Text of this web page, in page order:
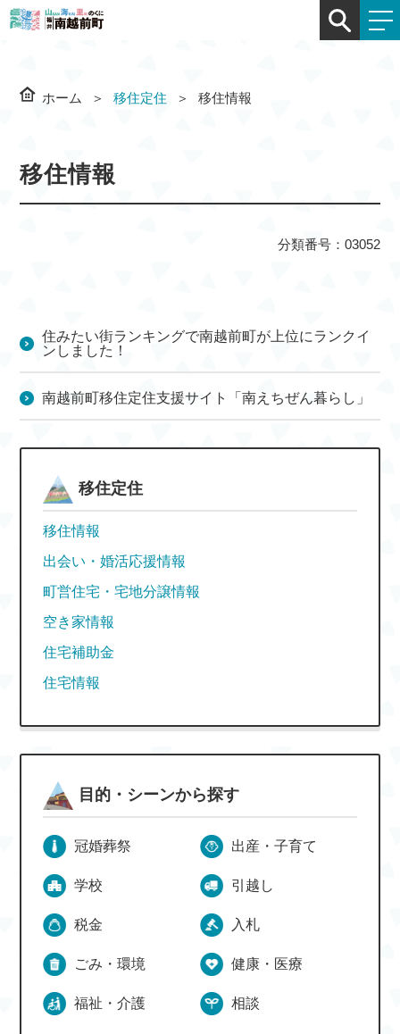
ホーム 移住定住 移住情報
移住情報
分類番号：03052
住みたい街ランキングで南越前町が上位にランクイ
ンしました！
南越前町移住定住支援サイト「南えちぜん暮らし」
移住定住
移住情報
出会い・婚活応援情報
町営住宅・宅地分譲情報
空き家情報
住宅補助金
住宅情報
目的・シーンから探す
冠婚葬祭 出産・子育て
学校 引越し
税金 入札
ごみ・環境 健康・医療
福祉・介護 相談